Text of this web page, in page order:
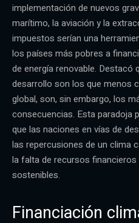
implementación de nuevos
marítimo, la aviación y la
impuestos serían una
los países más pobres a
de energía renovable. Destacó
desarrollo son los que menos
global, son, sin embargo, los
consecuencias. Esta paradoja
que las naciones en vías de
las repercusiones de un clima
la falta de recursos
sostenibles.
Financiación